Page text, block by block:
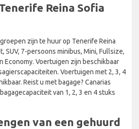
Reina Sofia
zijn te huur op Tenerife Reina
SUV, 7-persoons minibus, Mini, Fullsize,
Economy. Voertuigen zijn beschikbaar
Voertuigen met 2, 3, 4
Reist u met bagage? Canarias
van 1, 2, 3 en 4 stuks
van een gehuurd